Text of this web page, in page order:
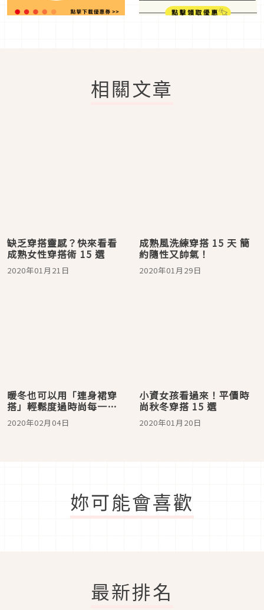
相關文章
缺乏穿搭靈感？快來看看
成熟女性穿搭術 15 選
2020年01月21日
成熟風洗練穿搭 15 天 簡
約隨性又帥氣！
2020年01月29日
暖冬也可以用「連身裙穿
搭」輕鬆度過時尚每一
天！
2020年02月04日
小資女孩看過來！平價時
尚秋冬穿搭 15 選
2020年01月20日
妳可能會喜歡
最新排名